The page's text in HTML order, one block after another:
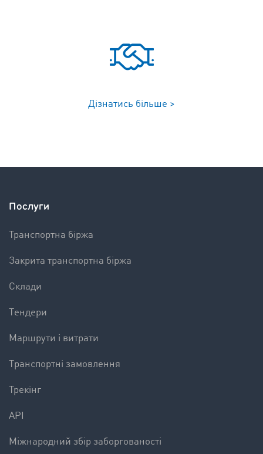
Дізнатись більше >
Послуги
Транспортна біржа
Закрита транспортна біржа
Склади
Tендери
Mаршрути і витрати
Tранспортні замовлення
Трекінг
API
Міжнародний збір заборгованості